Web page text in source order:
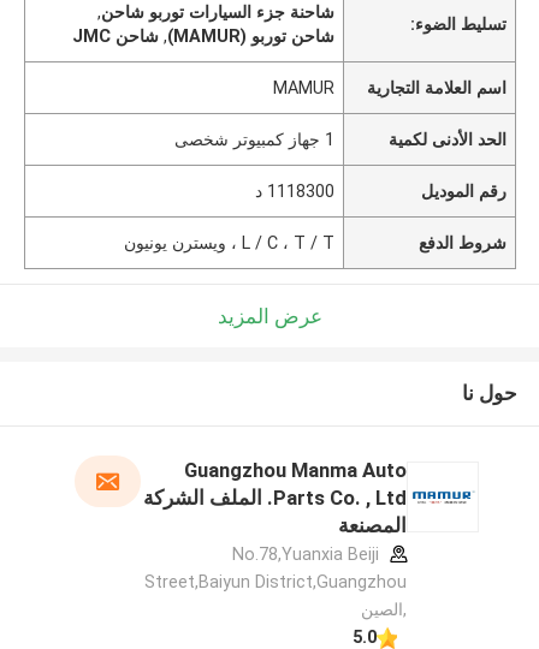
تسليط الضوء:
شاحنة جزء السيارات توربو شاحن,
شاحن توربو (MAMUR)
,شاحن JMC
اسم العلامة التجارية MAMUR
الحد الأدنى لكمية 1 جهاز كمبيوتر شخصى
رقم الموديل 1118300 د
شروط الدفع L / C ، T / T ، ويسترن يونيون
عرض المزيد
حول نا
Guangzhou Manma Auto
Parts Co. , Ltd. الملف الشركة
المصنعة
No.78,Yuanxia Beiji
Street,Baiyun District,Guangzhou
,الصين
5.0